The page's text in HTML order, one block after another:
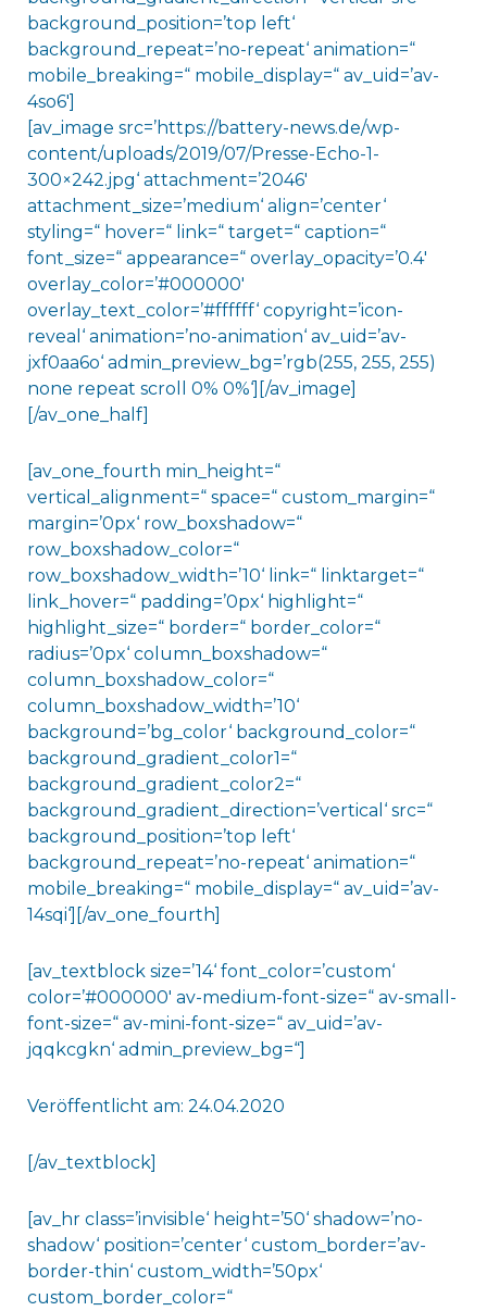
background_position=’top left‘
background_repeat=’no-repeat‘ animation=“
mobile_breaking=“ mobile_display=“ av_uid=’av-
4so6′]
[av_image src=’https://battery-news.de/wp-
content/uploads/2019/07/Presse-Echo-1-
300×242.jpg‘ attachment=’2046′
attachment_size=’medium‘ align=’center‘
styling=“ hover=“ link=“ target=“ caption=“
font_size=“ appearance=“ overlay_opacity=’0.4′
overlay_color=’#000000′
overlay_text_color=’#ffffff‘ copyright=’icon-
reveal‘ animation=’no-animation‘ av_uid=’av-
jxf0aa6o‘ admin_preview_bg=’rgb(255, 255, 255)
none repeat scroll 0% 0%‘][/av_image]
[/av_one_half]
[av_one_fourth min_height=“
vertical_alignment=“ space=“ custom_margin=“
margin=’0px‘ row_boxshadow=“
row_boxshadow_color=“
row_boxshadow_width=’10‘ link=“ linktarget=“
link_hover=“ padding=’0px‘ highlight=“
highlight_size=“ border=“ border_color=“
radius=’0px‘ column_boxshadow=“
column_boxshadow_color=“
column_boxshadow_width=’10‘
background=’bg_color‘ background_color=“
background_gradient_color1=“
background_gradient_color2=“
background_gradient_direction=’vertical‘ src=“
background_position=’top left‘
background_repeat=’no-repeat‘ animation=“
mobile_breaking=“ mobile_display=“ av_uid=’av-
14sqi‘][/av_one_fourth]
[av_textblock size=’14‘ font_color=’custom‘
color=’#000000′ av-medium-font-size=“ av-small-
font-size=“ av-mini-font-size=“ av_uid=’av-
jqqkcgkn‘ admin_preview_bg=“]
Veröffentlicht am: 24.04.2020
[/av_textblock]
[av_hr class=’invisible‘ height=’50‘ shadow=’no-
shadow‘ position=’center‘ custom_border=’av-
border-thin‘ custom_width=’50px‘
custom_border_color=“